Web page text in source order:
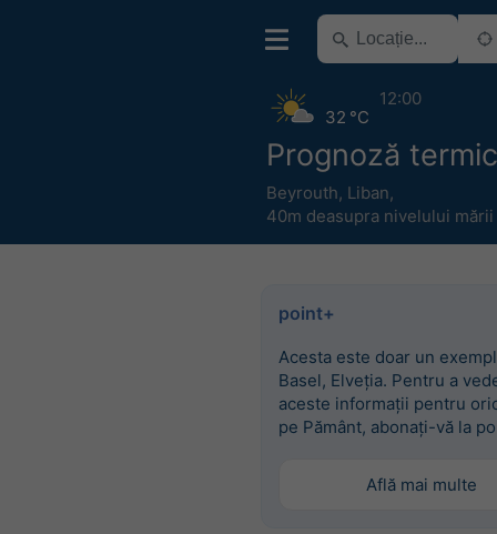
Prognoză
Beyrouth, Liban,
40m deasupra nivelului mării
32 °C
12:00
point+
Acesta este doar un
Basel, Elveția. Pentru a
aceste informații pentru
pe Pământ, abonați-vă la
Află mai multe